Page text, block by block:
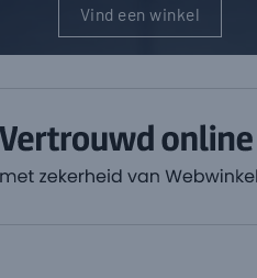
Vind een winkel